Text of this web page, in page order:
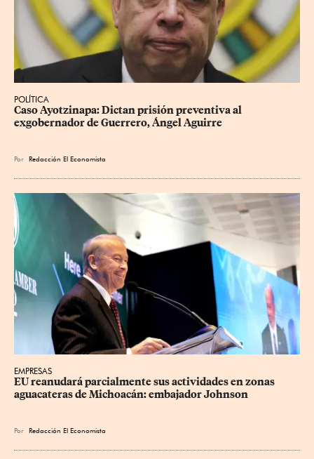
POLÍTICA
Caso Ayotzinapa: Dictan prisión preventiva al
exgobernador de Guerrero, Ángel Aguirre
Por Redacción El Economista
EMPRESAS
EU reanudará parcialmente sus actividades en zonas
aguacateras de Michoacán: embajador Johnson
Por Redacción El Economista